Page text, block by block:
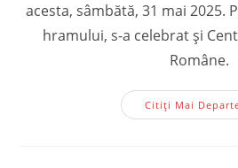
acesta, sâmbătă, 31 mai 2025.
hramului, s-a celebrat și
Române.
Citiți Mai